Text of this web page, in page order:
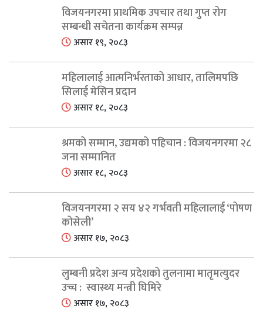
विजयनगरमा प्राथमिक उपचार तथा गुप्त रोग
सम्बन्धी सचेतना कार्यक्रम सम्पन्न
असार १९, २०८३
महिलालाई आत्मनिर्भरताको आधार, तालिमपछि
सिलाई मेसिन प्रदान
असार १८, २०८३
श्रमको सम्मान, उद्यमको पहिचान : विजयनगरमा २८
जना सम्मानित
असार १८, २०८३
विजयनगरमा २ सय ४२ गर्भवती महिलालाई ‘पोषण
कोसेली’
असार १७, २०८३
लुम्बनी प्रदेश अन्य प्रदेशको तुलनामा मातृमत्युदर
उच्च : स्वास्थ्य मन्त्री घिमिरे
असार १७, २०८३